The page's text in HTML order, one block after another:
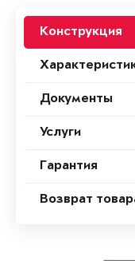
Конструкция
Документы
Услуги
Гарантия
Возврат